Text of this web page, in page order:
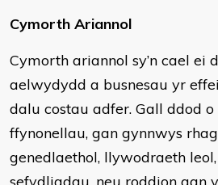
Cymorth Ariannol
Cymorth ariannol sy’n cael ei
aelwydydd a busnesau yr
dalu costau adfer. Gall ddod
ffynonellau, gan gynnwys
genedlaethol, llywodraeth